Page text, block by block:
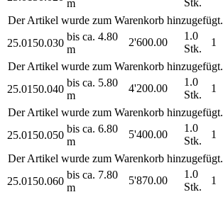
m
Der Artikel wurde zum Warenkorb hinzugefügt.
25.0150.030
bis ca. 4.80
m
2'600.00
1.0
Stk.
1
Der Artikel wurde zum Warenkorb hinzugefügt.
25.0150.040
bis ca. 5.80
m
4'200.00
1.0
Stk.
1
Der Artikel wurde zum Warenkorb hinzugefügt.
25.0150.050
bis ca. 6.80
m
5'400.00
1.0
Stk.
1
Der Artikel wurde zum Warenkorb hinzugefügt.
25.0150.060
bis ca. 7.80
m
5'870.00
1.0
Stk.
1